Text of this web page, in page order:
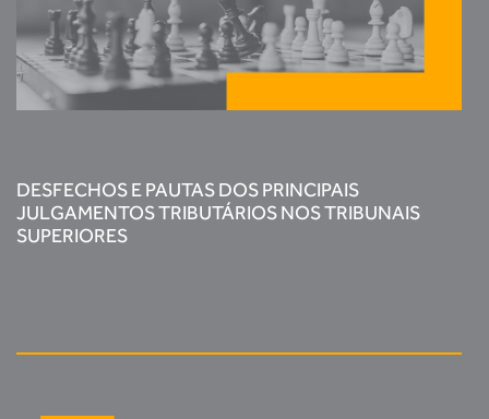
DESFECHOS E PAUTAS DOS PRINCIPAIS
JULGAMENTOS TRIBUTÁRIOS NOS TRIBUNAIS
SUPERIORES